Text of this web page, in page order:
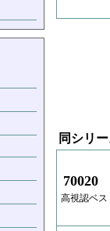
同シリ
70020
高視認ベス